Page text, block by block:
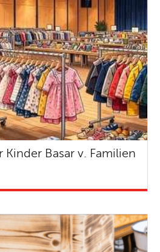
Kinder Basar v. Familien